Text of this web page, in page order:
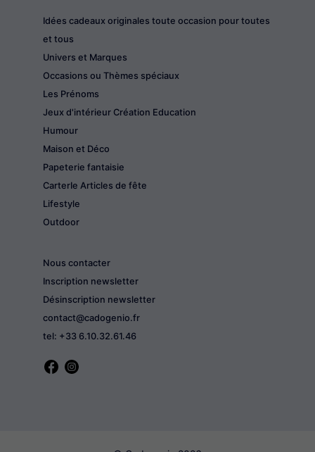
Idées cadeaux originales toute occasion pour toutes
et tous
Univers et Marques
Occasions ou Thèmes spéciaux
Les Prénoms
Jeux d'intérieur Création Education
Humour
Maison et Déco
Papeterie fantaisie
CarterIe Articles de fête
Lifestyle
Outdoor
Nous contacter
Inscription newsletter
Désinscription newsletter
contact@cadogenio.fr
tel: +33 6.10.32.61.46